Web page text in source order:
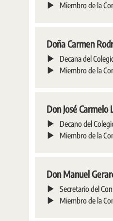
Miembro de la
Doña Carmen
Decana del
Miembro de la
Don José Carmelo
Decano del
Miembro de la
Don Manuel
Secretario del
Miembro de la